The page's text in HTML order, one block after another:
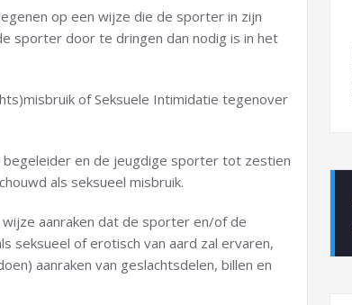
op een wijze die de sporter in zijn
sporter door te dringen dan nodig is in het
of Seksuele Intimidatie tegenover
begeleider en de jeugdige sporter tot zestien
als seksueel misbruik.
aanraken dat de sporter en/of de
seksueel of erotisch van aard zal ervaren,
aanraken van geslachtsdelen, billen en